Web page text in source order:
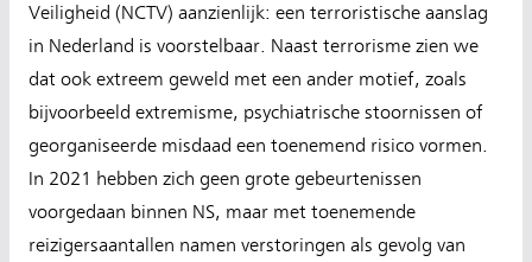
Veiligheid (NCTV) aanzienlijk: een terroristische aanslag
in Nederland is voorstelbaar. Naast terrorisme zien we
dat ook extreem geweld met een ander motief, zoals
bijvoorbeeld extremisme, psychiatrische stoornissen of
georganiseerde misdaad een toenemend risico vormen.
In 2021 hebben zich geen grote gebeurtenissen
voorgedaan binnen NS, maar met toenemende
reizigersaantallen namen verstoringen als gevolg van